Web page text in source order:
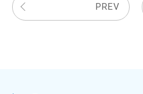
PREV